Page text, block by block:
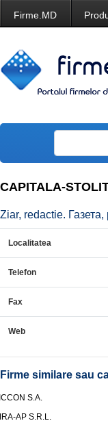
Firme.MD
CAPITALA-
Ziar, redactie.
Localitatea
Telefon
Fax
Web
Firme similare sau
S.A.
AP S.R.L.